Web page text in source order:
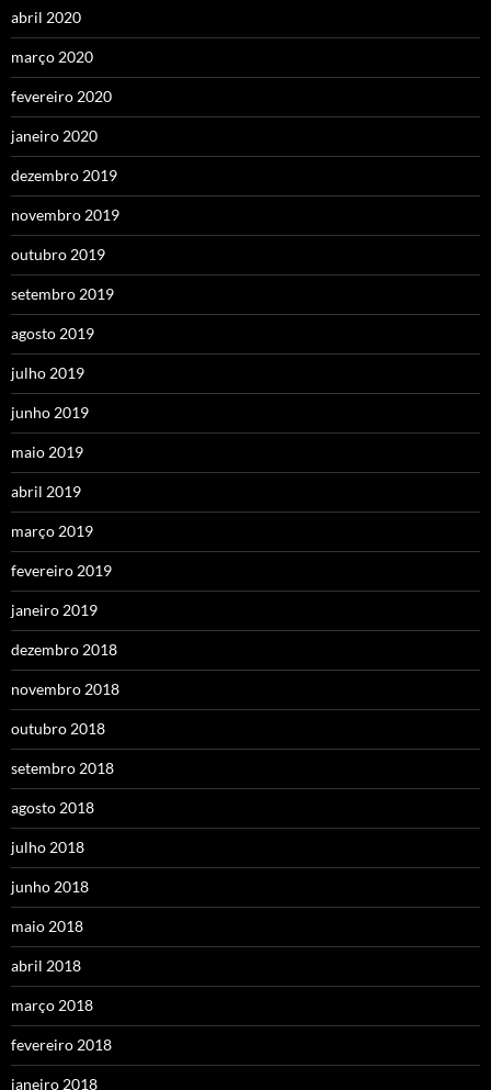
abril 2020
março 2020
fevereiro 2020
janeiro 2020
dezembro 2019
novembro 2019
outubro 2019
setembro 2019
agosto 2019
julho 2019
junho 2019
maio 2019
abril 2019
março 2019
fevereiro 2019
janeiro 2019
dezembro 2018
novembro 2018
outubro 2018
setembro 2018
agosto 2018
julho 2018
junho 2018
maio 2018
abril 2018
março 2018
fevereiro 2018
janeiro 2018